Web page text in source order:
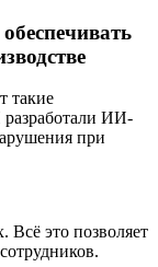
такие
ИИ-
при
Всё это позволяет